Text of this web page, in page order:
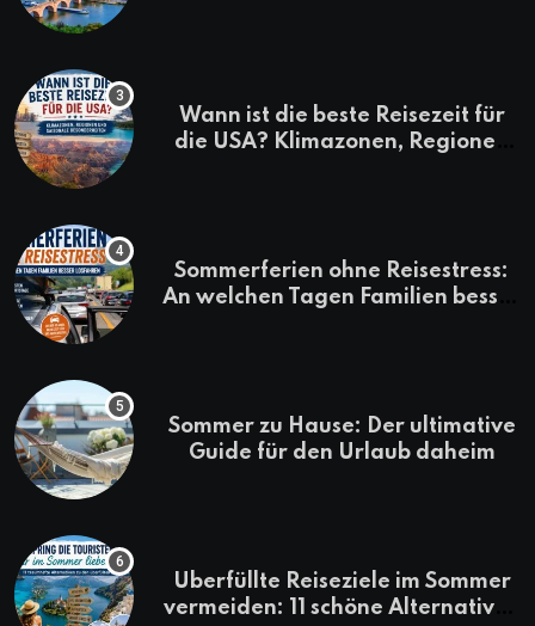
Wann ist die beste Reisezeit für
die USA? Klimazonen, Regionen
Sommerferien ohne Reisestress:
An welchen Tagen Familien besser
Sommer zu Hause: Der ultimative
Guide für den Urlaub daheim
Überfüllte Reiseziele im Sommer
vermeiden: 11 schöne Alternativen